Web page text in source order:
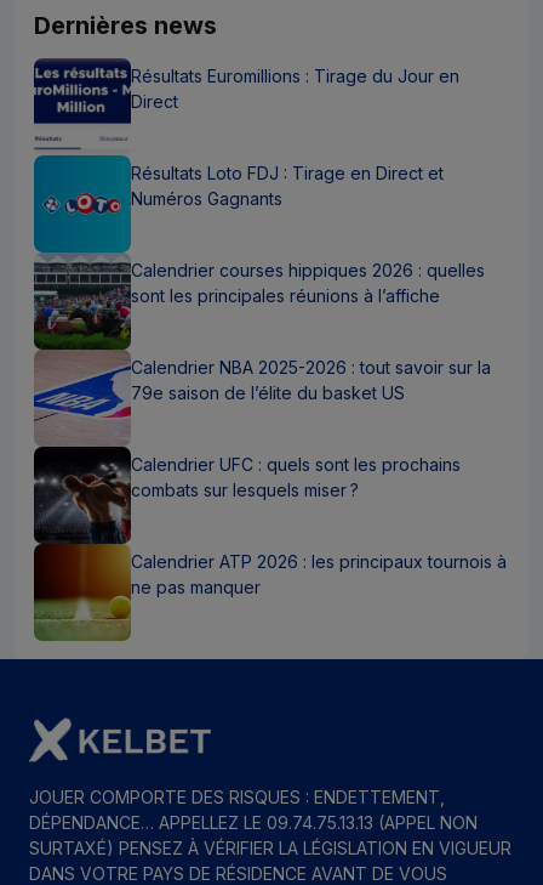
Dernières news
Résultats Euromillions : Tirage du Jour en
Direct
Résultats Loto FDJ : Tirage en Direct et
Numéros Gagnants
Calendrier courses hippiques 2026 : quelles
sont les principales réunions à l’affiche
Calendrier NBA 2025-2026 : tout savoir sur la
79e saison de l’élite du basket US
Calendrier UFC : quels sont les prochains
combats sur lesquels miser ?
Calendrier ATP 2026 : les principaux tournois à
ne pas manquer
JOUER COMPORTE DES RISQUES : ENDETTEMENT,
DÉPENDANCE… APPELLEZ LE 09.74.75.13.13 (APPEL NON
SURTAXÉ) PENSEZ À VÉRIFIER LA LÉGISLATION EN VIGUEUR
DANS VOTRE PAYS DE RÉSIDENCE AVANT DE VOUS